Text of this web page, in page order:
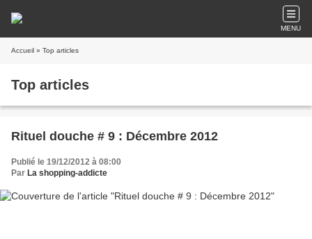
MENU
Accueil » Top articles
Top articles
Rituel douche # 9 : Décembre 2012
Publié le 19/12/2012 à 08:00
Par La shopping-addicte